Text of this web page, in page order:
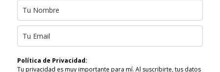
Política de Privacidad:
Tu privacidad es muy importante para mí. Al suscribirte, tus datos